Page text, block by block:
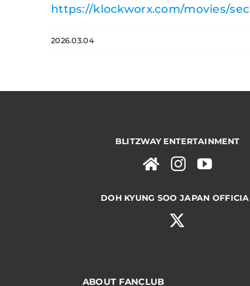
https://klockworx.com/movies/
2026.03.04
BLITZWAY ENTERTAINMENT
DOH KYUNG SOO JAPAN
ABOUT FANCLUB